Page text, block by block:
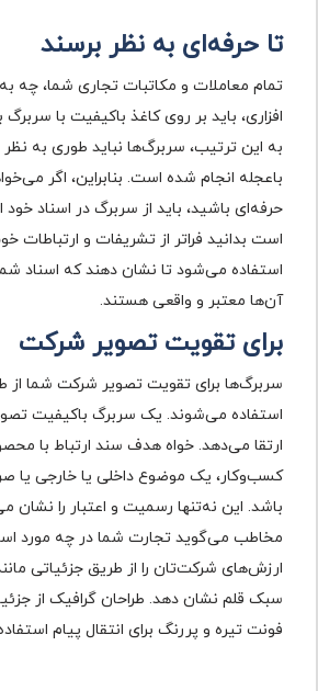
تا حرفه‌ای به نظر برسند
تمام معاملات و مکاتبات تجاری شما، چه
افزاری، باید بر روی کاغذ باکیفیت با
به این ترتیب، سربرگ‌ها نباید طوری به نظر
با‌عجله انجام شده است. بنابراین، اگر
حرفه‌ای باشید، باید از سربرگ در اسناد
است بدانید فراتر از تشریفات و ارتباطات
استفاده می‌شود تا نشان دهند که اسناد
آن‌ها معتبر و واقعی هستند.
برای تقویت تصویر شرکت
سربرگ‌ها برای تقویت تصویر شرکت شما از
استفاده می‌شوند. یک سربرگ باکیفیت
ارتقا می‌دهد. خواه هدف سند ارتباط با
کسب‌وکار، یک موضوع داخلی یا خارجی یا
باشد. این نه‌تنها رسمیت و اعتبار را نشان
مخاطب می‌گوید تجارت شما در چه مورد
ارزش‌های شرکت‌تان را از طریق جزئیاتی
سبک قلم نشان دهد. طراحان گرافیک از
فونت تیره و پررنگ برای انتقال پیام